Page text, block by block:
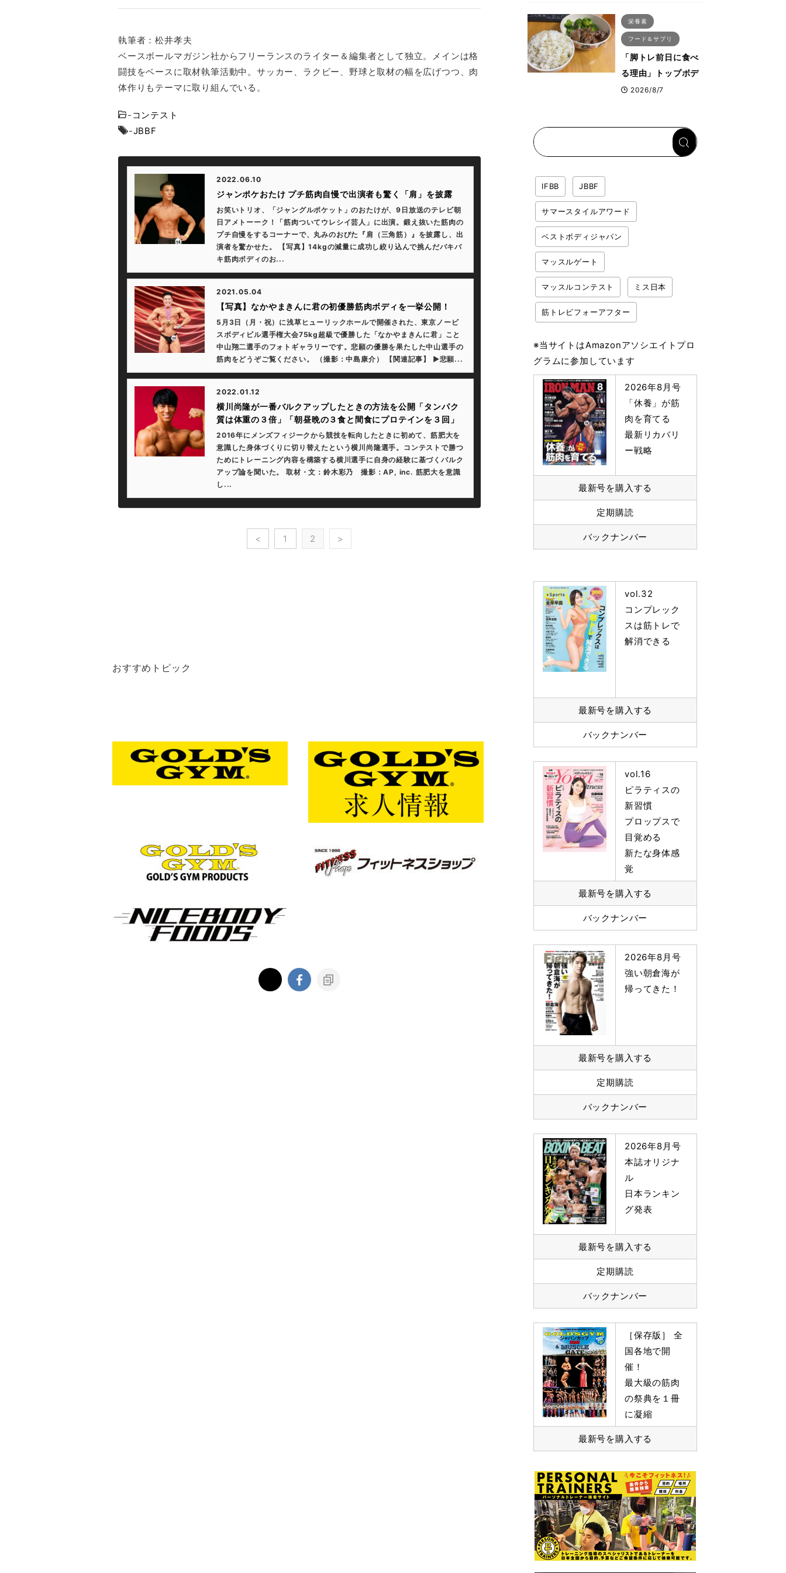
執筆者：松井孝夫
ベースボールマガジン社からフリーランスのライター＆編集者として独立。メインは格
闘技をベースに取材執筆活動中。サッカー、ラクビー、野球と取材の幅を広げつつ、肉
体作りもテーマに取り組んでいる。
- コンテスト
-JBBF
2022.06.10
ジャンポケおたけ プチ筋肉自慢で出演者も驚く「肩」を披露
お笑いトリオ、「ジャングルポケット」のおたけが、9日放送のテレビ朝
日アメトーーク！「筋肉ついてウレシイ芸人」に出演。鍛え抜いた筋肉の
プチ自慢をするコーナーで、丸みのおびた『肩（三角筋）』を披露し、出
演者を驚かせた。 【写真】14kgの減量に成功し絞り込んで挑んだバキバ
キ筋肉ボディのお...
2021.05.04
【写真】なかやまきんに君の初優勝筋肉ボディを一挙公開！
5月3日（月・祝）に浅草ヒューリックホールで開催された、東京ノービ
スボディビル選手権大会75kg超級で優勝した「なかやまきんに君」こと
中山翔二選手のフォトギャラリーです。悲願の優勝を果たした中山選手の
筋肉をどうぞご覧ください。 （撮影：中島康介） 【関連記事】 ▶悲願...
2022.01.12
横川尚隆が一番バルクアップしたときの方法を公開「タンパク
質は体重の３倍」「朝昼晩の３食と間食にプロテインを３回」
2016年にメンズフィジークから競技を転向したときに初めて、筋肥大を
意識した身体づくりに切り替えたという横川尚隆選手。コンテストで勝つ
ためにトレーニング内容を構築する横川選手に自身の経験に基づくバルク
アップ論を聞いた。 取材・文：鈴木彩乃 撮影：AP, inc. 筋肥大を意識
し...
< 1 2 >
おすすめトピック
ス・プルオーバーマ
シン”とは？
栄養素
フード＆サプリ
「脚トレ前日に食べ
る理由」トップボデ
ィビルダーが愛用す
2026/8/7
IFBB JBBF
サマースタイルアワード
ベストボディジャパン
マッスルゲート
マッスルコンテスト ミス日本
筋トレビフォーアフター
※当サイトはAmazonアソシエイトプロ
グラムに参加しています
2026年8月号
「休養」が筋
肉を育てる
最新リカバリ
ー戦略
最新号を購入する
定期購読
バックナンバー
vol.32
コンプレック
スは筋トレで
解消できる
最新号を購入する
バックナンバー
vol.16
ピラティスの
新習慣
プロップスで
目覚める
新たな身体感
覚
最新号を購入する
バックナンバー
2026年8月号
強い朝倉海が
帰ってきた！
最新号を購入する
定期購読
バックナンバー
2026年8月号
本誌オリジナ
ル
日本ランキン
グ発表
最新号を購入する
定期購読
バックナンバー
［保存版］ 全
国各地で開
催！
最大級の筋肉
の祭典を１冊
に凝縮
最新号を購入する